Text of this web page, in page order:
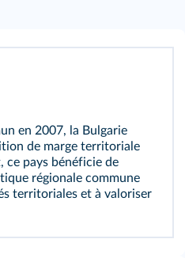
en 2007, la Bulgarie
de marge territoriale
ce pays bénéficie de
régionale commune
territoriales et à valoriser